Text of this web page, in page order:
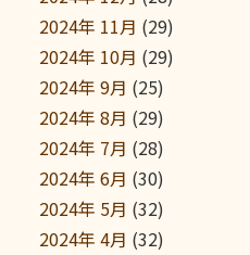
2024年 11月 (29)
2024年 10月 (29)
2024年 9月 (25)
2024年 8月 (29)
2024年 7月 (28)
2024年 6月 (30)
2024年 5月 (32)
2024年 4月 (32)